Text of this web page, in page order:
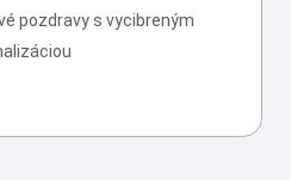
pozdravy s vycibreným